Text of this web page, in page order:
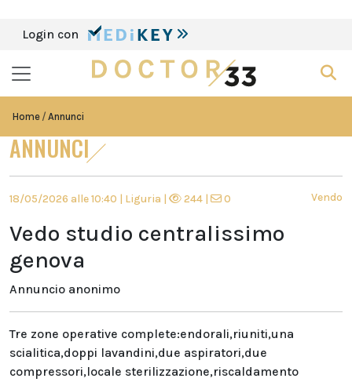
Login con
Home Annunci
ANNUNCI
18/05/2026 alle 10:40 | Liguria | 244 | 0 Vendo
Vedo studio centralissimo
genova
Annuncio anonimo
Tre zone operative complete:endorali,riuniti,una
scialitica,doppi lavandini,due aspiratori,due
compressori,locale sterilizzazione,riscaldamento